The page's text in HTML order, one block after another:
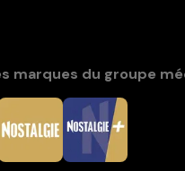
marques du groupe